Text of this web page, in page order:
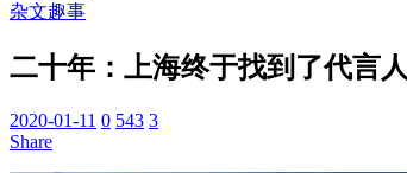
杂文趣事
二十年：上海终于找到了代言人
2020-01-11 0 543 3
Share